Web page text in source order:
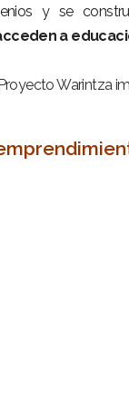
y se
a
Warintza